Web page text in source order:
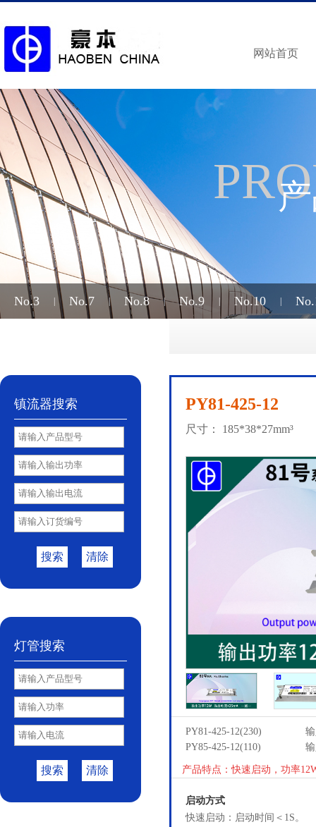
网站首页
No.3 No.7 No.8 | No.9 No.10
镇流器搜索
清除
搜索
灯管搜索
清除
搜索
PY81-425-12
尺寸： 185*38*27mm³
PY81-425-12(230)
PY85-425-12(110)
产品特点：快速启动，功率
启动方式
快速启动：启动时间＜1S。